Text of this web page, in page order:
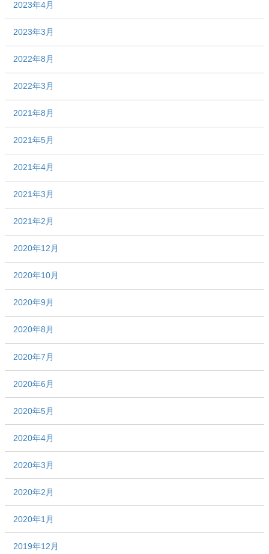
2023年4月
2023年3月
2022年8月
2022年3月
2021年8月
2021年5月
2021年4月
2021年3月
2021年2月
2020年12月
2020年10月
2020年9月
2020年8月
2020年7月
2020年6月
2020年5月
2020年4月
2020年3月
2020年2月
2020年1月
2019年12月